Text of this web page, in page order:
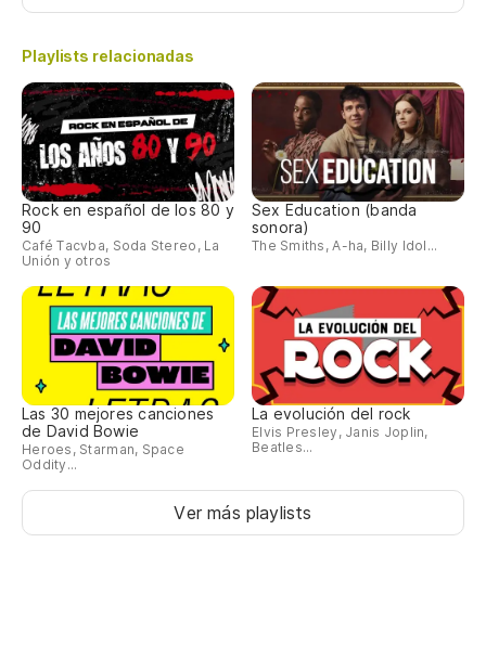
Playlists relacionadas
Rock en español de los 80 y
90
Café Tacvba, Soda Stereo, La
Unión y otros
Sex Education (banda
sonora)
The Smiths, A-ha, Billy Idol...
Las 30 mejores canciones
de David Bowie
Heroes, Starman, Space
Oddity...
La evolución del rock
Elvis Presley, Janis Joplin,
Beatles...
Ver más playlists